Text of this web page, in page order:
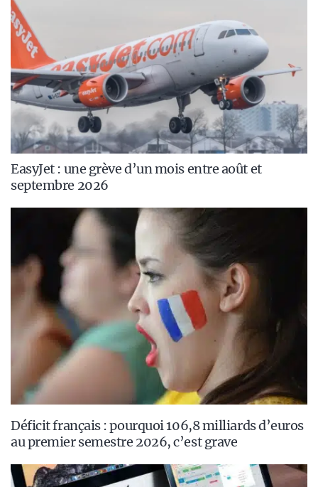
EasyJet : une grève d’un mois entre août et
septembre 2026
Déficit français : pourquoi 106,8 milliards d’euros
au premier semestre 2026, c’est grave